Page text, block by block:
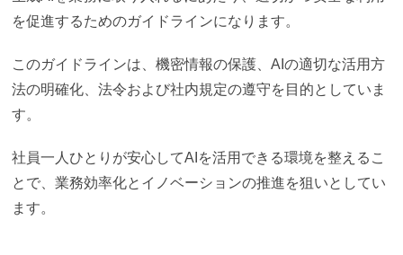
を促進するためのガイドラインになります。
このガイドラインは、機密情報の保護、AIの適切な活用方
法の明確化、法令および社内規定の遵守を目的としていま
す。
社員一人ひとりが安心してAIを活用できる環境を整えるこ
とで、業務効率化とイノベーションの推進を狙いとしてい
ます。